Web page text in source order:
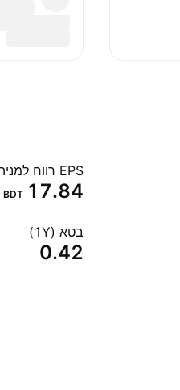
EPS רווח למניה בסיסי (TTM)
17.84
BDT
בטא (1Y)
0.42